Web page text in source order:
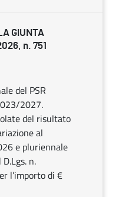
GIUNTA
n. 751
del PSR
2027.
del risultato
al
e pluriennale
n.
l’importo di €